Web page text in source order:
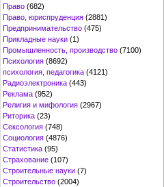
Право (682)
Право, юриспруденция (2881)
Предпринимательство (475)
Прикладные науки (1)
Промышленность, производство (7100)
Психология (8692)
психология, педагогика (4121)
Радиоэлектроника (443)
Реклама (952)
Религия и мифология (2967)
Риторика (23)
Сексология (748)
Социология (4876)
Статистика (95)
Страхование (107)
Строительные науки (7)
Строительство (2004)